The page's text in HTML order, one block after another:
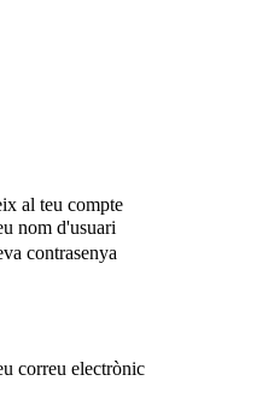
al teu compte
nom d'usuari
contrasenya
correu electrònic